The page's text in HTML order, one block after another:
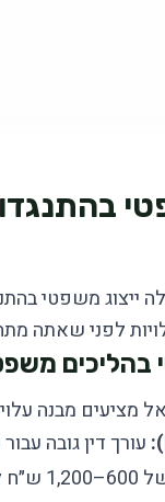
ייצוג משפטי
לפני שאתה
בהליכים
מציעים מבנה
עורך דין גובה